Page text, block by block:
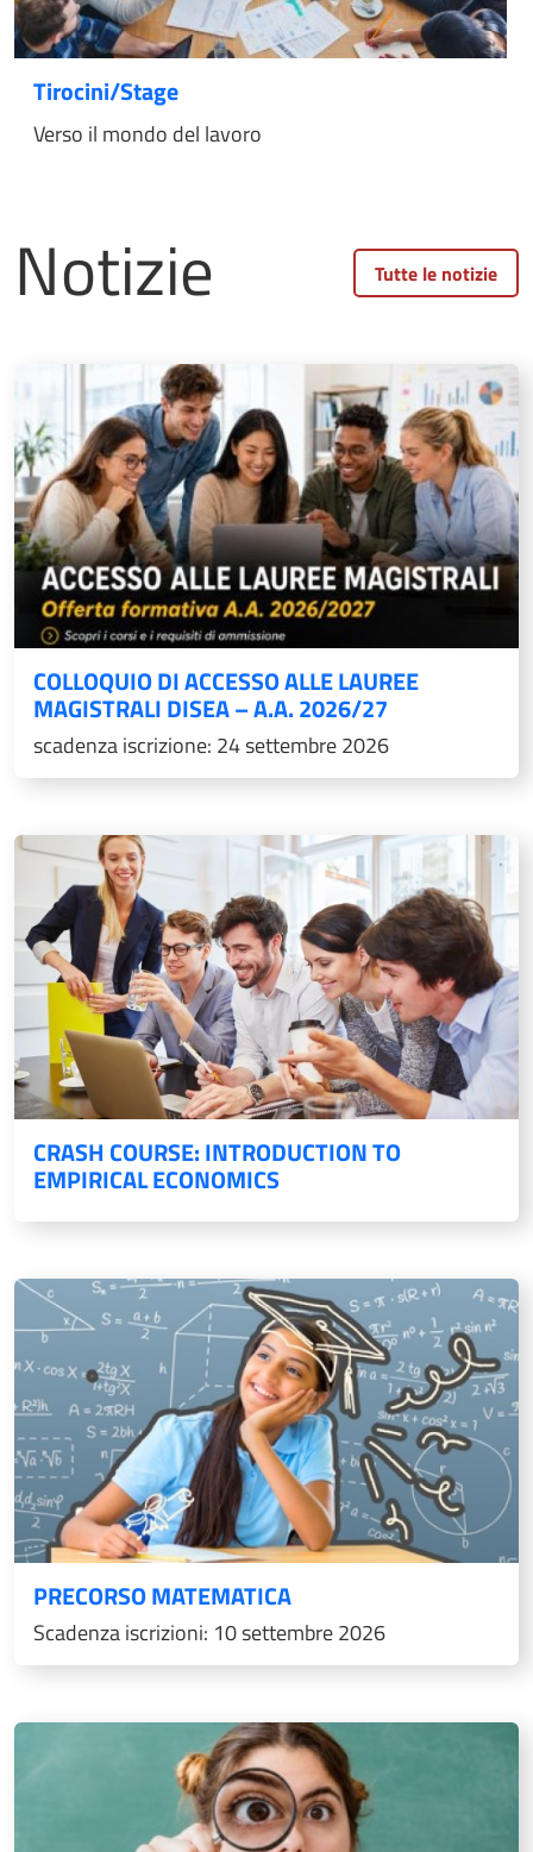
Tirocini/Stage
Verso il mondo del lavoro
Notizie
COLLOQUIO DI ACCESSO ALLE LAUREE
MAGISTRALI DISEA – A.A. 2026/27
scadenza iscrizione: 24 settembre 2026
CRASH COURSE: INTRODUCTION TO
EMPIRICAL ECONOMICS
PRECORSO MATEMATICA
Scadenza iscrizioni: 10 settembre 2026
Tutte le notizie